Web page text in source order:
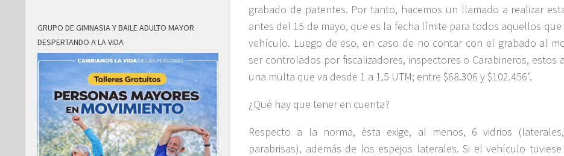
grabado de patentes. Por tanto, hacemos un llamado a realizar
antes del 15 de mayo, que es la fecha límite para todos aquellos
vehículo. Luego de eso, en caso de no contar con el grabado al
ser controlados por fiscalizadores, inspectores o Carabineros, estos
una multa que va desde 1 a 1,5 UTM; entre $68.306 y $102.456”.
¿Qué hay que tener en cuenta?
Respecto a la norma, ésta exige, al menos, 6 vidrios
parabrisas), además de los espejos laterales. Si el vehículo
GRUPO DE GIMNASIA Y BAILE ADULTO MAYOR
DESPERTANDO A LA VIDA